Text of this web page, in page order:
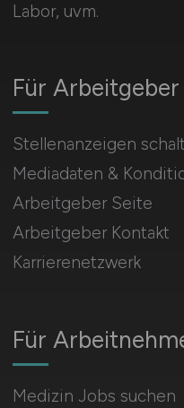
Labor, uvm.
Für
Medizin Jobs suchen
Für Arbeitgeber
Stellenanzeigen
Mediadaten &
Arbeitgeber Seite
Arbeitgeber Kontakt
Karrierenetzwerk